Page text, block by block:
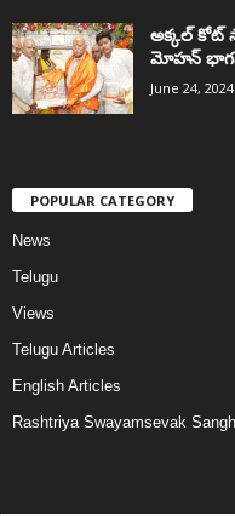
అక్కల్‌ కోట్‌
మోహన్
June 24, 2024
POPULAR CATEGORY
News
Telugu
Views
Telugu Articles
English Articles
Rashtriya Swayamsevak Sangh